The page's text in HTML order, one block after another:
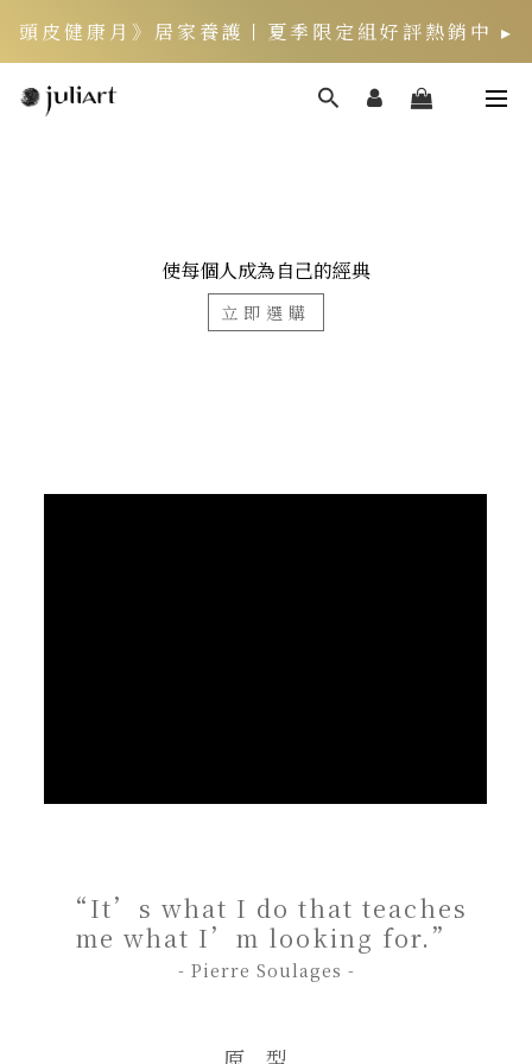
頭皮健康月》居家養護丨夏季限定組好評熱銷中 ▸
使每個人成為自己的經典
立即選購
“It’s what I do that teaches
me what I’m looking for.”
- Pierre Soulages -